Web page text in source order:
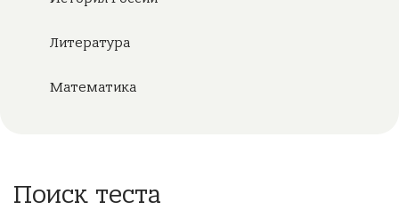
Литература
Математика
Поиск теста